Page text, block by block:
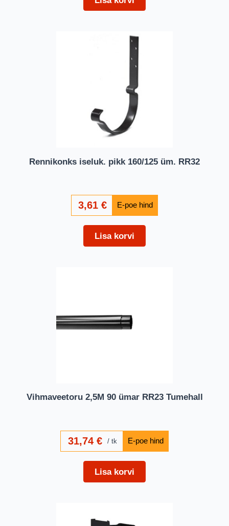
Rennikonks iseluk. pikk 160/125 üm. RR32
3,61€
Lisa korvi
Vihmaveetoru 2,5M 90 ümar RR23 Tumehall
31,74 € tk
Lisa korvi